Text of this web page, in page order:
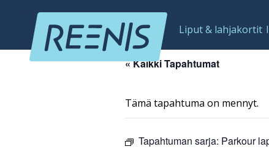
Liput & lahjakortit
« Kaikki Tapahtumat
Tämä tapahtuma on mennyt.
Tapahtuman sarja: Parkour